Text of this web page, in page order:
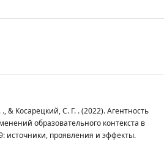
& Косарецкий, С. Г. . (2022). Агентность
образовательного контекста в
источники, проявления и эффекты.